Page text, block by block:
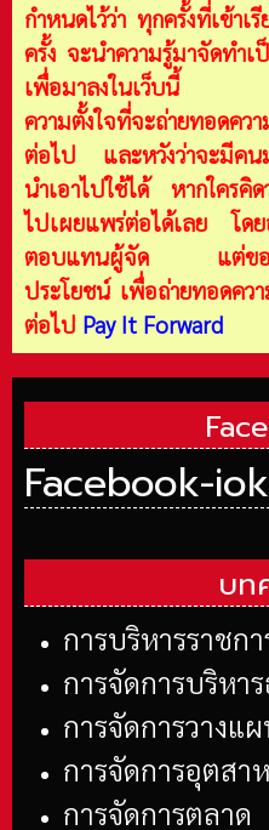
กำหนดไว้ว่า ทุกครั้งที่เข้า
ครั้ง จะนำความรู้มาจัดทำ
เพื่อมาลงในเว็บนี้
ความตั้งใจที่จะถ่ายทอดคว
ต่อไป และหวังว่าจะมีคน
นำเอาไปใช้ได้ หากใครคิ
ไปเผยแพร่ต่อได้เลย โดย
ตอบแทนผู้จัด แต่ขอให้
ประโยชน์ เพื่อถ่ายทอดคว
ต่อไป Pay It Forward
Facebook-
บท
การบริหารราชกา
การจัดการบริหา
การจัดการวางแ
การจัดการอุตสา
การจัดการตลาด